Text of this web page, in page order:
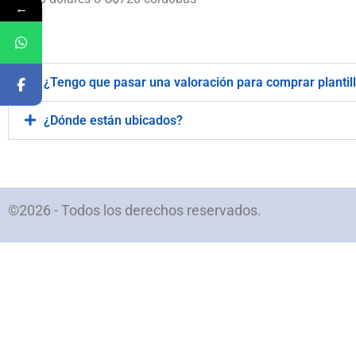
¿Tengo que pasar una valoración para comprar
¿Dónde están ubicados?
©2026 - Todos los derechos reservados.
←